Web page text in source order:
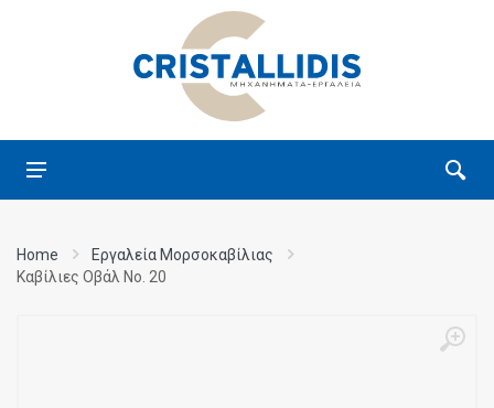
Home
Εργαλεία Μορσοκαβίλιας
Καβίλιες Οβάλ Νο. 20